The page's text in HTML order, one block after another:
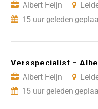
Albert Heijn
15 uur geleden
Versspecialist –
Albert Heijn
15 uur geleden